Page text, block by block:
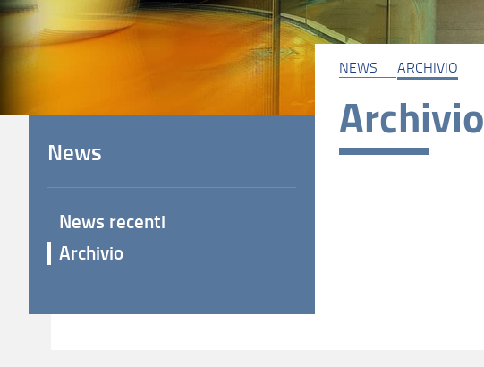
NEWS ARCHIVIO
Archivio
News
News recenti
Archivio